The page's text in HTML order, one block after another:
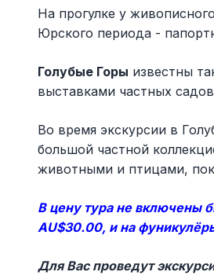
На прогулке у
Юрского периода -
Голубые Горы известны
выставками частных
Во время экскурсии в
большой частной
животными и птицами,
В цену тура не включены
AU$30.00, и на
Для Вас проведут